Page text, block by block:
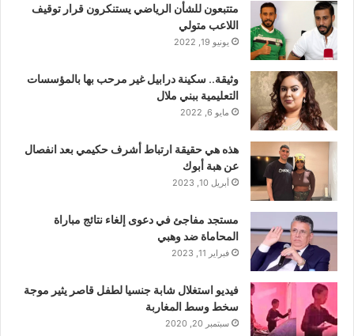
متتبعون للشأن الرياضي يستنكرون قرار توقيف
اللاعب متولي
يونيو 19, 2022
وثيقة.. سكينة درابيل غير مرحب بها بالمؤسسات
التعليمية ببني ملال
مايو 6, 2022
هذه هي حقيقة ارتباط أشرف حكيمي بعد انفصال
عن هبة أبوك
أبريل 10, 2023
مستجد مفاجئ في دعوى إلغاء نتائج مباراة
المحاماة ضد وهبي
فبراير 11, 2023
فيديو استغلال شابة جنسيا لطفل قاصر يثير موجة
سخط وسط المغاربة
سبتمبر 20, 2020